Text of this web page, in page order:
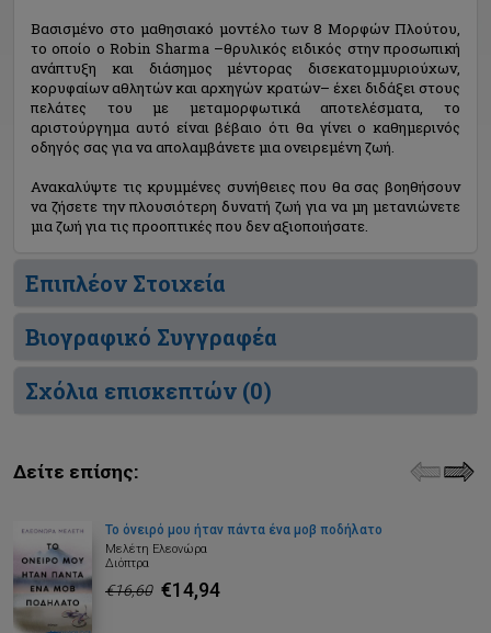
Βασισμένο στο μαθησιακό μοντέλο των 8 Μορφών Πλούτου,
το οποίο ο Robin Sharma –θρυλικός ειδικός στην προσωπική
ανάπτυξη και διάσημος μέντορας δισεκατομμυριούχων,
κορυφαίων αθλητών και αρχηγών κρατών– έχει διδάξει στους
πελάτες του με μεταμορφωτικά αποτελέσματα, το
αριστούργημα αυτό είναι βέβαιο ότι θα γίνει ο καθημερινός
οδηγός σας για να απολαμβάνετε μια ονειρεμένη ζωή.
Ανακαλύψτε τις κρυμμένες συνήθειες που θα σας βοηθήσουν
να ζήσετε την πλουσιότερη δυνατή ζωή για να μη μετανιώνετε
μια ζωή για τις προοπτικές που δεν αξιοποιήσατε.
Επιπλέον Στοιχεία
Βιογραφικό Συγγραφέα
Σχόλια επισκεπτών (0)
Δείτε επίσης:
Το όνειρό μου ήταν πάντα ένα μοβ ποδήλατο
Μελέτη Ελεονώρα
Διόπτρα
€16,60 €14,94